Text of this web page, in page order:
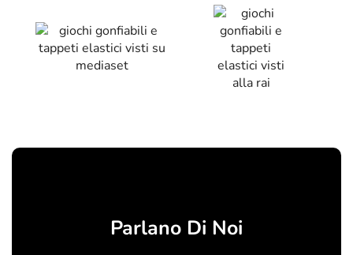
Parlano Di Noi